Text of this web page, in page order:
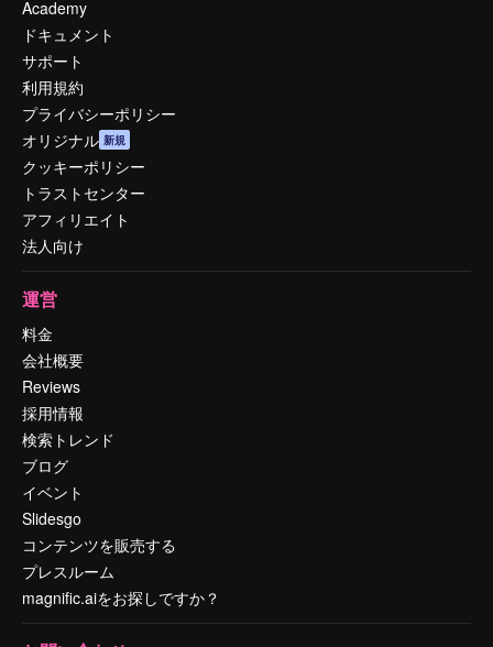
Academy
ドキュメント
サポート
利用規約
プライバシーポリシー
オリジナル 新規
クッキーポリシー
トラストセンター
アフィリエイト
法人向け
運営
料金
会社概要
Reviews
採用情報
検索トレンド
ブログ
イベント
Slidesgo
コンテンツを販売する
プレスルーム
magnific.aiをお探しですか？